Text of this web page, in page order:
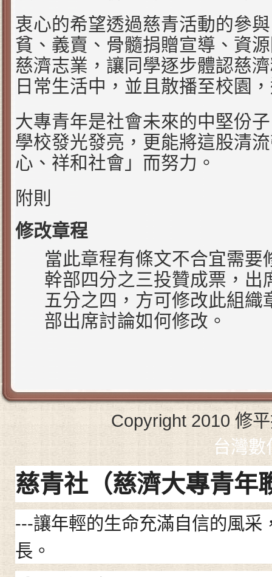
衷心的希望透過慈青活動的參
貧、義賣、骨髓捐贈宣導、資
慈濟志業，讓同學逐步體認慈
日常生活中，並且散播至校園
大專青年是社會未來的中堅份
學校發光發亮，更能將這股清
心、祥和社會」而努力。
附則
修改章程
當此章程有條文不合宜需要
幹部四分之三投贊成票，出
五分之四，方可修改此組織
部出席討論如何修改。
Copyright 2010 修
台灣數
慈青社（慈濟大專青年
---讓年輕的生命充滿自信的風
長。